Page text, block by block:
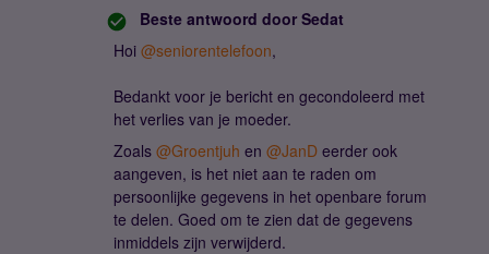
Beste antwoord door Sedat
Hoi ​ @seniorentelefoon,
Bedankt voor je bericht en gecondoleerd met
het verlies van je moeder.
Zoals ​ @Groentjuh en ​ @JanD eerder ook
aangeven, is het niet aan te raden om
persoonlijke gegevens in het openbare forum
te delen. Goed om te zien dat de gegevens
inmiddels zijn verwijderd.